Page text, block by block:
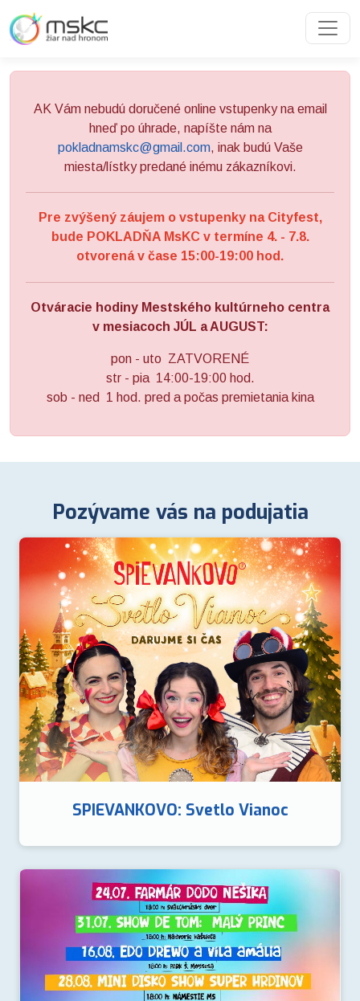
AK Vám nebudú doručené online vstupenky na email
hneď po úhrade, napíšte nám na
pokladnamskc@gmail.com, inak budú Vaše
miesta/lístky predané inému zákazníkovi.
Pre zvýšený záujem o vstupenky na Cityfest,
bude POKLADŇA MsKC v termíne 4. - 7.8.
otvorená v čase 15:00-19:00 hod.
Otváracie hodiny Mestského kultúrneho centra
v mesiacoch JÚL a AUGUST:
pon - uto ZATVORENÉ
str - pia 14:00-19:00 hod.
sob - ned 1 hod. pred a počas premietania kina
Pozývame vás na podujatia
SPIEVANKOVO: Svetlo Vianoc